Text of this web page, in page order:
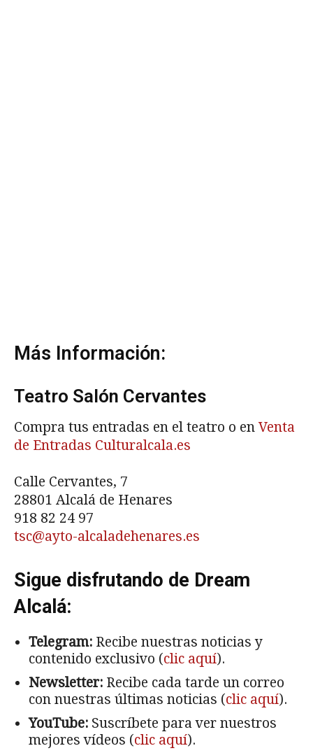
Más Información:
Teatro Salón Cervantes
Compra tus entradas en el teatro o enVenta
de Entradas Culturalcala.es
Calle Cervantes, 7
28801 Alcalá de Henares
918 82 24 97
tsc@ayto-alcaladehenares.es
Sigue disfrutando de Dream
Alcalá:
Telegram: Recibe nuestras noticias y
contenido exclusivo (clic aquí).
Newsletter: Recibe cada tarde un correo
con nuestras últimas noticias (clic aquí).
YouTube: Suscríbete para ver nuestros
mejores vídeos (clic aquí).